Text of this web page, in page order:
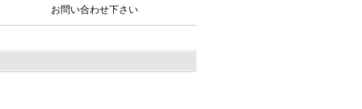
お問い合わせ下さい